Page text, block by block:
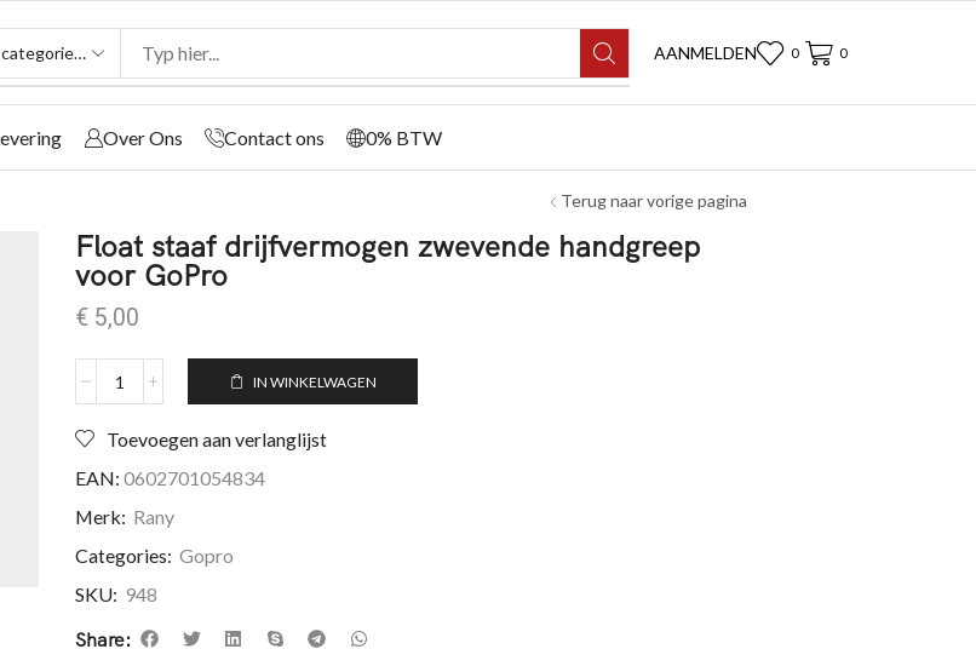
AANMELDEN 0 0
Over Ons Contact ons 0% BTW
Terug naar vorige pagina
Float staaf drijfvermogen zwevende handgreep
voor GoPro
€ 5,00
IN WINKELWAGEN
Toevoegen aan verlanglijst
EAN: 0602701054834
Merk: Rany
Categories: Gopro
SKU: 948
Share: